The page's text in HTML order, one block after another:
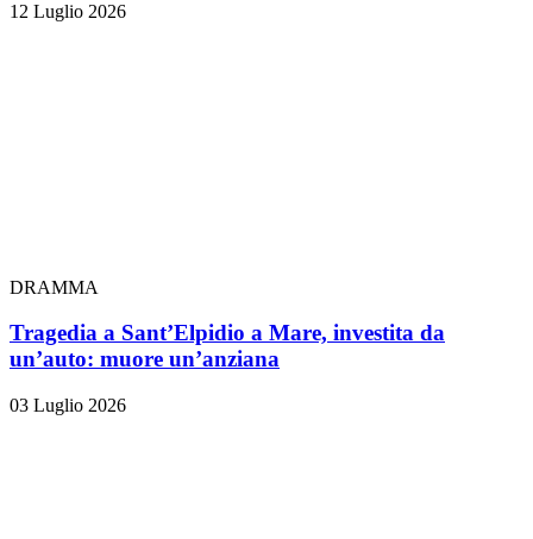
12 Luglio 2026
DRAMMA
Tragedia a Sant’Elpidio a Mare, investita da
un’auto: muore un’anziana
03 Luglio 2026